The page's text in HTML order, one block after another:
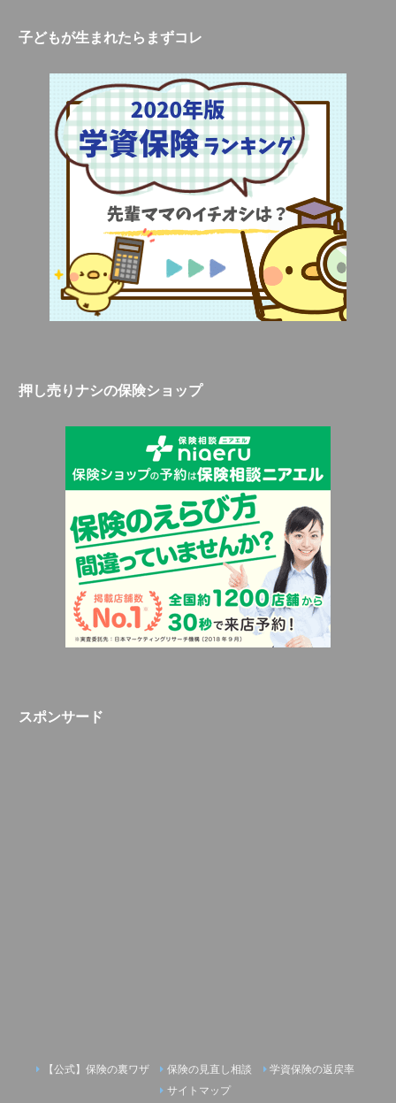
子どもが生まれたらまずコレ
押し売りナシの保険ショップ
スポンサード
【公式】保険の裏ワザ 保険の見直し相談
学資保険の返戻率
サイトマップ